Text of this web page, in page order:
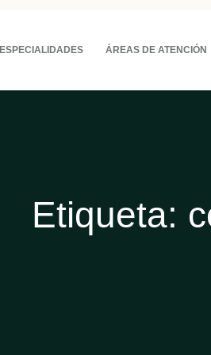
ESPECIALIDADES ÁREAS DE ATENCIÓN
Etiqueta: